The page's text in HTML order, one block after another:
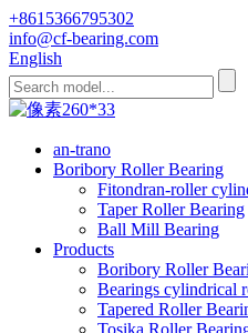
+8615366795302
info@cf-bearing.com
English
an-trano
Boribory Roller Bearing
Fitondran-roller
Taper Roller Bearing
Ball Mill Bearing
Products
Boribory Roller
Bearings cylindrical
Tapered Roller
Tosika Roller